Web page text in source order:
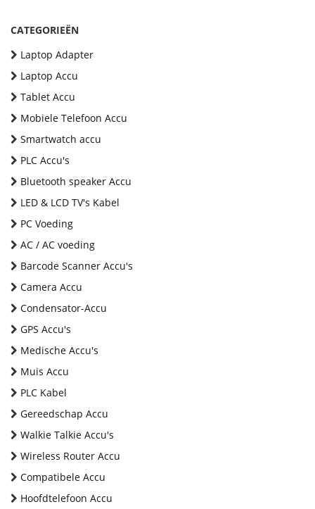
CATEGORIEËN
Laptop Adapter
Laptop Accu
Tablet Accu
Mobiele Telefoon Accu
Smartwatch accu
PLC Accu's
Bluetooth speaker Accu
LED & LCD TV's Kabel
PC Voeding
AC / AC voeding
Barcode Scanner Accu's
Camera Accu
Condensator-Accu
GPS Accu's
Medische Accu's
Muis Accu
PLC Kabel
Gereedschap Accu
Walkie Talkie Accu's
Wireless Router Accu
Compatibele Accu
Hoofdtelefoon Accu